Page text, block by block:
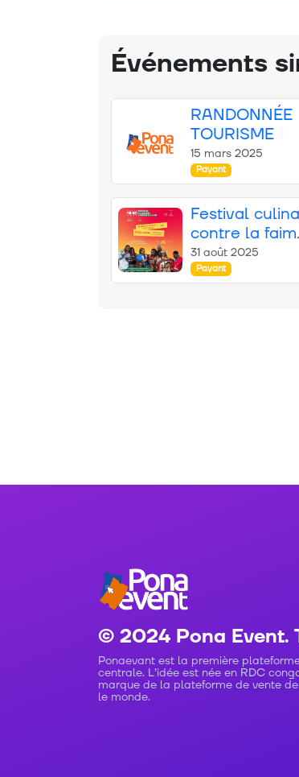
Événements
RANDONNÉE
TOURISME
15 mars 2025
Payant
Festival
contre la faim.
31 août 2025
Payant
© 2024 Pona Event.
Ponaevant est la première
centrale. L’idée est née en RDC
marque de la plateforme de vente
le monde.